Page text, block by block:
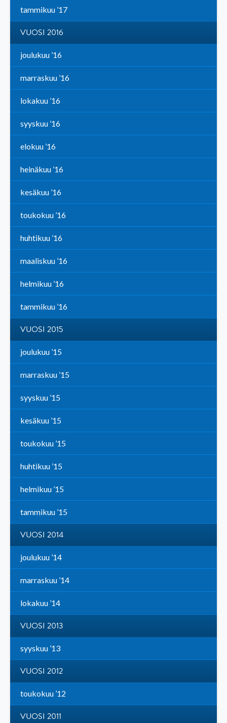
tammikuu ’17
VUOSI 2016
joulukuu ’16
marraskuu ’16
lokakuu ’16
syyskuu ’16
elokuu ’16
heinäkuu ’16
kesäkuu ’16
toukokuu ’16
huhtikuu ’16
maaliskuu ’16
helmikuu ’16
tammikuu ’16
VUOSI 2015
joulukuu ’15
marraskuu ’15
syyskuu ’15
kesäkuu ’15
toukokuu ’15
huhtikuu ’15
helmikuu ’15
tammikuu ’15
VUOSI 2014
joulukuu ’14
marraskuu ’14
lokakuu ’14
VUOSI 2013
syyskuu ’13
VUOSI 2012
toukokuu ’12
VUOSI 2011